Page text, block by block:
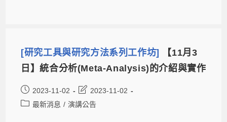
[研究工具與研究方法系列工作坊]
【11月3
日】統合分析(Meta-Analysis)的介紹與實作
2023-11-02
2023-11-02
最新消息 / 演講公告